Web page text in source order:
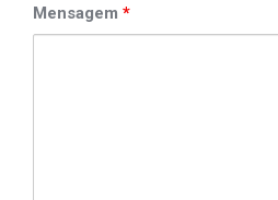
Mensagem *